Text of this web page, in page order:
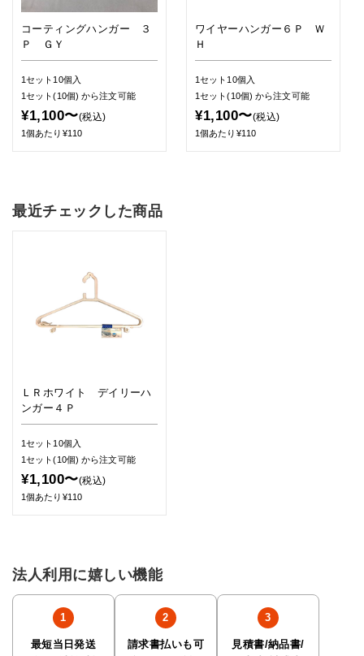
コーティングハンガー ３
Ｐ ＧＹ
1セット10個入
1セット(10個)から注文可能
¥1,100〜(税込)
1個あたり¥110
ワイヤーハンガー６Ｐ Ｗ
Ｈ
1セット10個入
1セット(10個)から注文可能
¥1,100〜(税込)
1個あたり¥110
最近チェックした商品
ＬＲホワイト デイリーハ
ンガー４Ｐ
1セット10個入
1セット(10個)から注文可能
¥1,100〜(税込)
1個あたり¥110
法人利用に嬉しい機能
最短当日発送 請求書払いも可 見積書/納品書/